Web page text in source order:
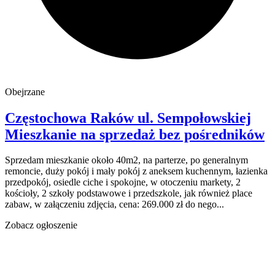
Obejrzane
Częstochowa Raków ul. Sempołowskiej
Mieszkanie na sprzedaż bez pośredników
Sprzedam mieszkanie około 40m2, na parterze, po generalnym
remoncie, duży pokój i mały pokój z aneksem kuchennym, łazienka
przedpokój, osiedle ciche i spokojne, w otoczeniu markety, 2
kościoły, 2 szkoły podstawowe i przedszkole, jak również place
zabaw, w załączeniu zdjęcia, cena: 269.000 zł do nego...
Zobacz ogłoszenie